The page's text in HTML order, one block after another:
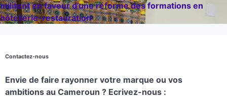
militent en faveur d’une réforme des formations en
hôtellerie-restauration
Contactez-nous
Envie de faire rayonner votre marque ou vos
ambitions au Cameroun ? Ecrivez-nous :